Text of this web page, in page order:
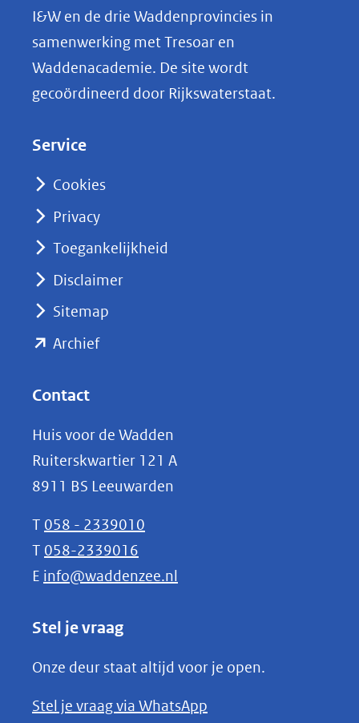
k
e
nieuw
naar
I&W en de drie Waddenprovincies in
samenwerking met Tresoar en
Waddenacademie. De site wordt
gecoördineerd door Rijkswaterstaat.
Service
Cookies
Privacy
Toegankelijkheid
Disclaimer
Sitemap
Archief(opent
(verwijst
naar
een
andere
website)
Contact
Huis voor de Wadden
Ruiterskwartier 121 A
8911 BS Leeuwarden
T 058 - 2339010
T 058-2339016
E info@waddenzee.nl
Stel je vraag
Onze deur staat altijd voor je open.
Stel je vraag via WhatsApp